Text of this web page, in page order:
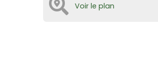
Voir le plan